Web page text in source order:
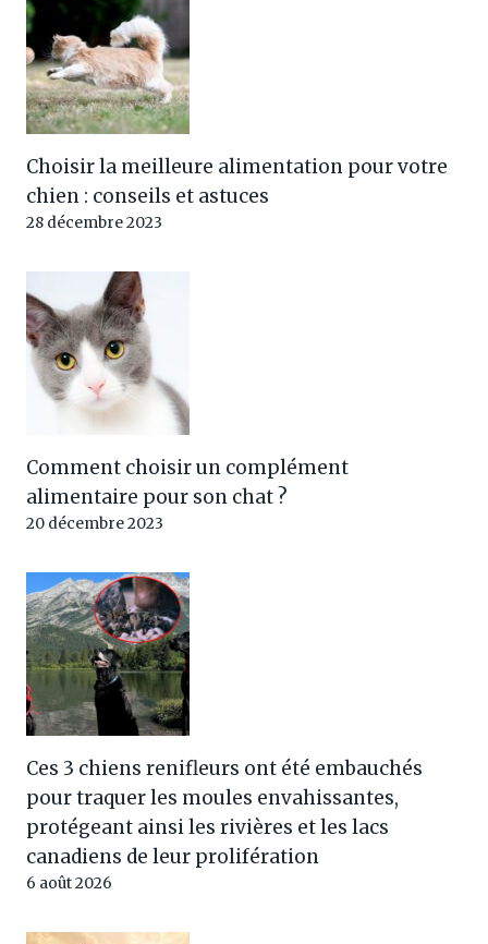
Choisir la meilleure alimentation pour votre
chien : conseils et astuces
28 décembre 2023
Comment choisir un complément
alimentaire pour son chat ?
20 décembre 2023
Ces 3 chiens renifleurs ont été embauchés
pour traquer les moules envahissantes,
protégeant ainsi les rivières et les lacs
canadiens de leur prolifération
6 août 2026